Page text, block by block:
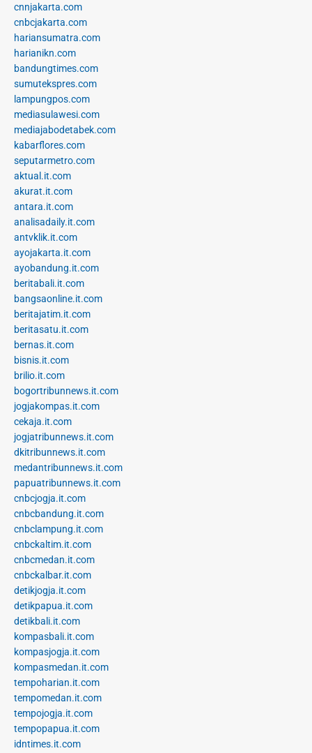
cnnjakarta.com
cnbcjakarta.com
hariansumatra.com
harianikn.com
bandungtimes.com
sumutekspres.com
lampungpos.com
mediasulawesi.com
mediajabodetabek.com
kabarflores.com
seputarmetro.com
aktual.it.com
akurat.it.com
antara.it.com
analisadaily.it.com
antvklik.it.com
ayojakarta.it.com
ayobandung.it.com
beritabali.it.com
bangsaonline.it.com
beritajatim.it.com
beritasatu.it.com
bernas.it.com
bisnis.it.com
brilio.it.com
bogortribunnews.it.com
jogjakompas.it.com
cekaja.it.com
jogjatribunnews.it.com
dkitribunnews.it.com
medantribunnews.it.com
papuatribunnews.it.com
cnbcjogja.it.com
cnbcbandung.it.com
cnbclampung.it.com
cnbckaltim.it.com
cnbcmedan.it.com
cnbckalbar.it.com
detikjogja.it.com
detikpapua.it.com
detikbali.it.com
kompasbali.it.com
kompasjogja.it.com
kompasmedan.it.com
tempoharian.it.com
tempomedan.it.com
tempojogja.it.com
tempopapua.it.com
idntimes.it.com